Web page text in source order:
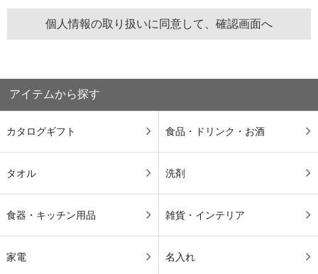
アイテムから探す
カタログギフト 食品・ドリンク・お酒
タオル 洗剤
食器・キッチン用品 雑貨・インテリア
家電 名入れ